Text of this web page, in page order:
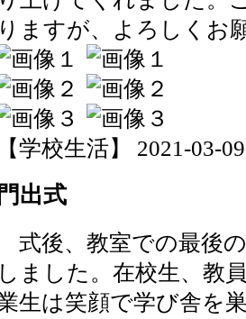
りますが、よろしくお
【学校生活】 2021-03-
門出式
式後、教室での最後
しました。在校生、教
生は笑顔で学び舎を